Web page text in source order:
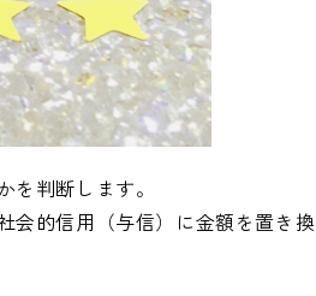
判断します。
会的信用（与信）に金額を置き換